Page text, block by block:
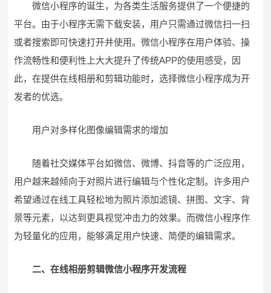
微信小程序的诞生，为各类生活服务提供了一个便捷的
平台。由于小程序无需下载安装，用户只需通过微信扫一扫
或者搜索即可快速打开并使用。微信小程序在用户体验、操
作流畅性和便利性上大大提升了传统APP的使用感受，因
此，在提供在线相册和剪辑功能时，选择微信小程序成为开
发者的优选。
用户对多样化图像编辑需求的增加
随着社交媒体平台如微信、微博、抖音等的广泛应用，
用户越来越倾向于对照片进行编辑与个性化定制。许多用户
希望通过在线工具轻松地为照片添加滤镜、拼图、文字、背
景等元素，以达到更具视觉冲击力的效果。而微信小程序作
为轻量化的应用，能够满足用户快速、简便的编辑需求。
二、在线相册剪辑微信小程序开发流程